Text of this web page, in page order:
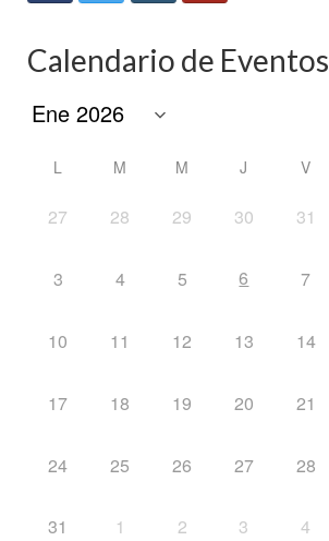
Calendario de Eventos
L M M J V
27 28 29 30 31
3 4 5 6 7
10 11 12 13 14
17 18 19 20 21
24 25 26 27 28
31 1 2 3 4